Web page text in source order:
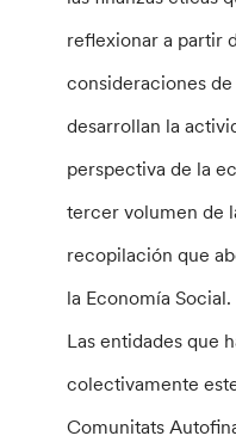
reflexionar a partir
consideraciones
desarrollan la
perspectiva de la
tercer volumen de
recopilación que
la Economía Social.
Las entidades que
colectivamente
Comunitats